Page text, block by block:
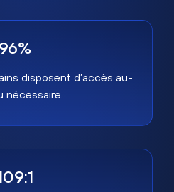
96%
disposent d’accès au-
nécessaire.